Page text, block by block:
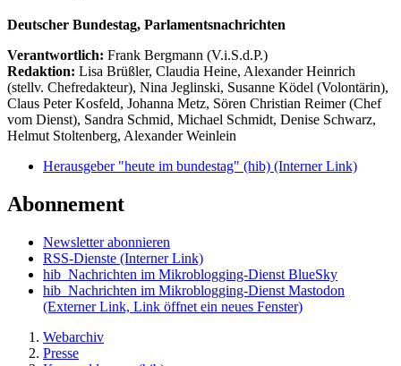
Deutscher Bundestag, Parlamentsnachrichten
Verantwortlich: Frank Bergmann (V.i.S.d.P.)
Redaktion: Lisa Brüßler, Claudia Heine, Alexander Heinrich
(stellv. Chefredakteur), Nina Jeglinski, Susanne Ködel (Volontärin),
Claus Peter Kosfeld, Johanna Metz, Sören Christian Reimer (Chef
vom Dienst), Sandra Schmid, Michael Schmidt, Denise Schwarz,
Helmut Stoltenberg, Alexander Weinlein
Herausgeber "heute im bundestag" (hib) (Interner Link)
Abonnement
Newsletter abonnieren
RSS-Dienste (Interner Link)
hib_Nachrichten im Mikroblogging-Dienst BlueSky
hib_Nachrichten im Mikroblogging-Dienst Mastodon
(Externer Link, Link öffnet ein neues Fenster)
Webarchiv
Presse